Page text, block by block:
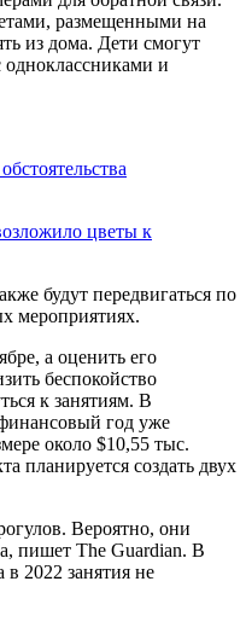
размещенными на
из дома. Дети смогут
одноклассниками и
цветы к
будут передвигаться по
мероприятиях.
а оценить его
беспокойство
к занятиям. В
год уже
около $10,55 тыс.
планируется создать двух
Вероятно, они
пишет The Guardian. В
2022 занятия не